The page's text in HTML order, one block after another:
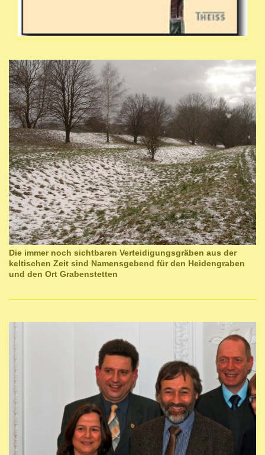
Die immer noch sichtbaren Verteidigungsgräben aus der
keltischen Zeit sind Namensgebend für den Heidengraben
und den Ort Grabenstetten